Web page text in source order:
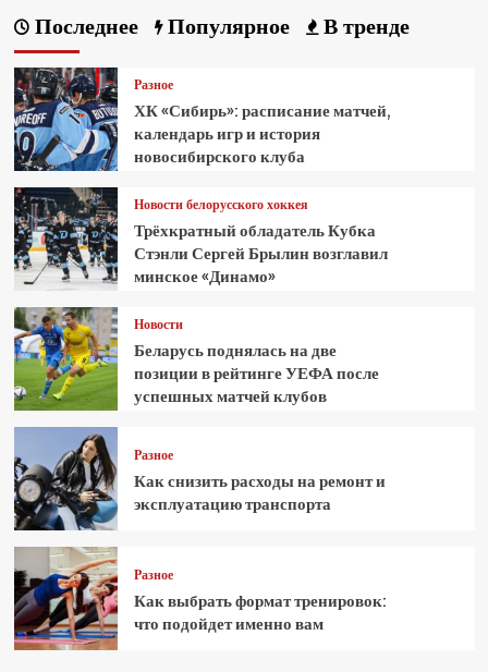
Последнее Популярное В тренде
Разное
ХК «Сибирь»: расписание матчей,
календарь игр и история
новосибирского клуба
Новости белорусского хоккея
Трёхкратный обладатель Кубка
Стэнли Сергей Брылин возглавил
минское «Динамо»
Новости
Беларусь поднялась на две
позиции в рейтинге УЕФА после
успешных матчей клубов
Разное
Как снизить расходы на ремонт и
эксплуатацию транспорта
Разное
Как выбрать формат тренировок:
что подойдет именно вам